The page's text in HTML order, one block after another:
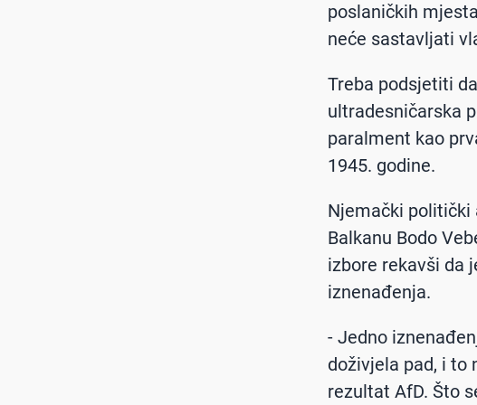
poslaničkih
neće sastavljati
Treba podsjetiti
ultradesničarska
paralment kao
1945. godine.
Njemački politički
Balkanu Bodo
izbore rekavši da
iznenađenja.
- Jedno
doživjela pad, i to
rezultat AfD. Što